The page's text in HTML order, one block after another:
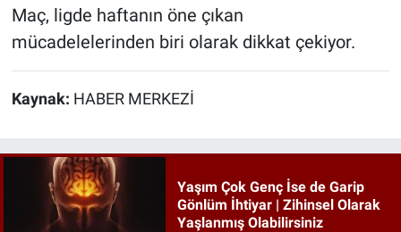
Maç, ligde haftanın öne çıkan
mücadelelerinden biri olarak dikkat çekiyor.
Kaynak: HABER MERKEZİ
Yaşım Çok Genç İse de Garip
Gönlüm İhtiyar | Zihinsel Olarak
Yaşlanmış Olabilirsiniz